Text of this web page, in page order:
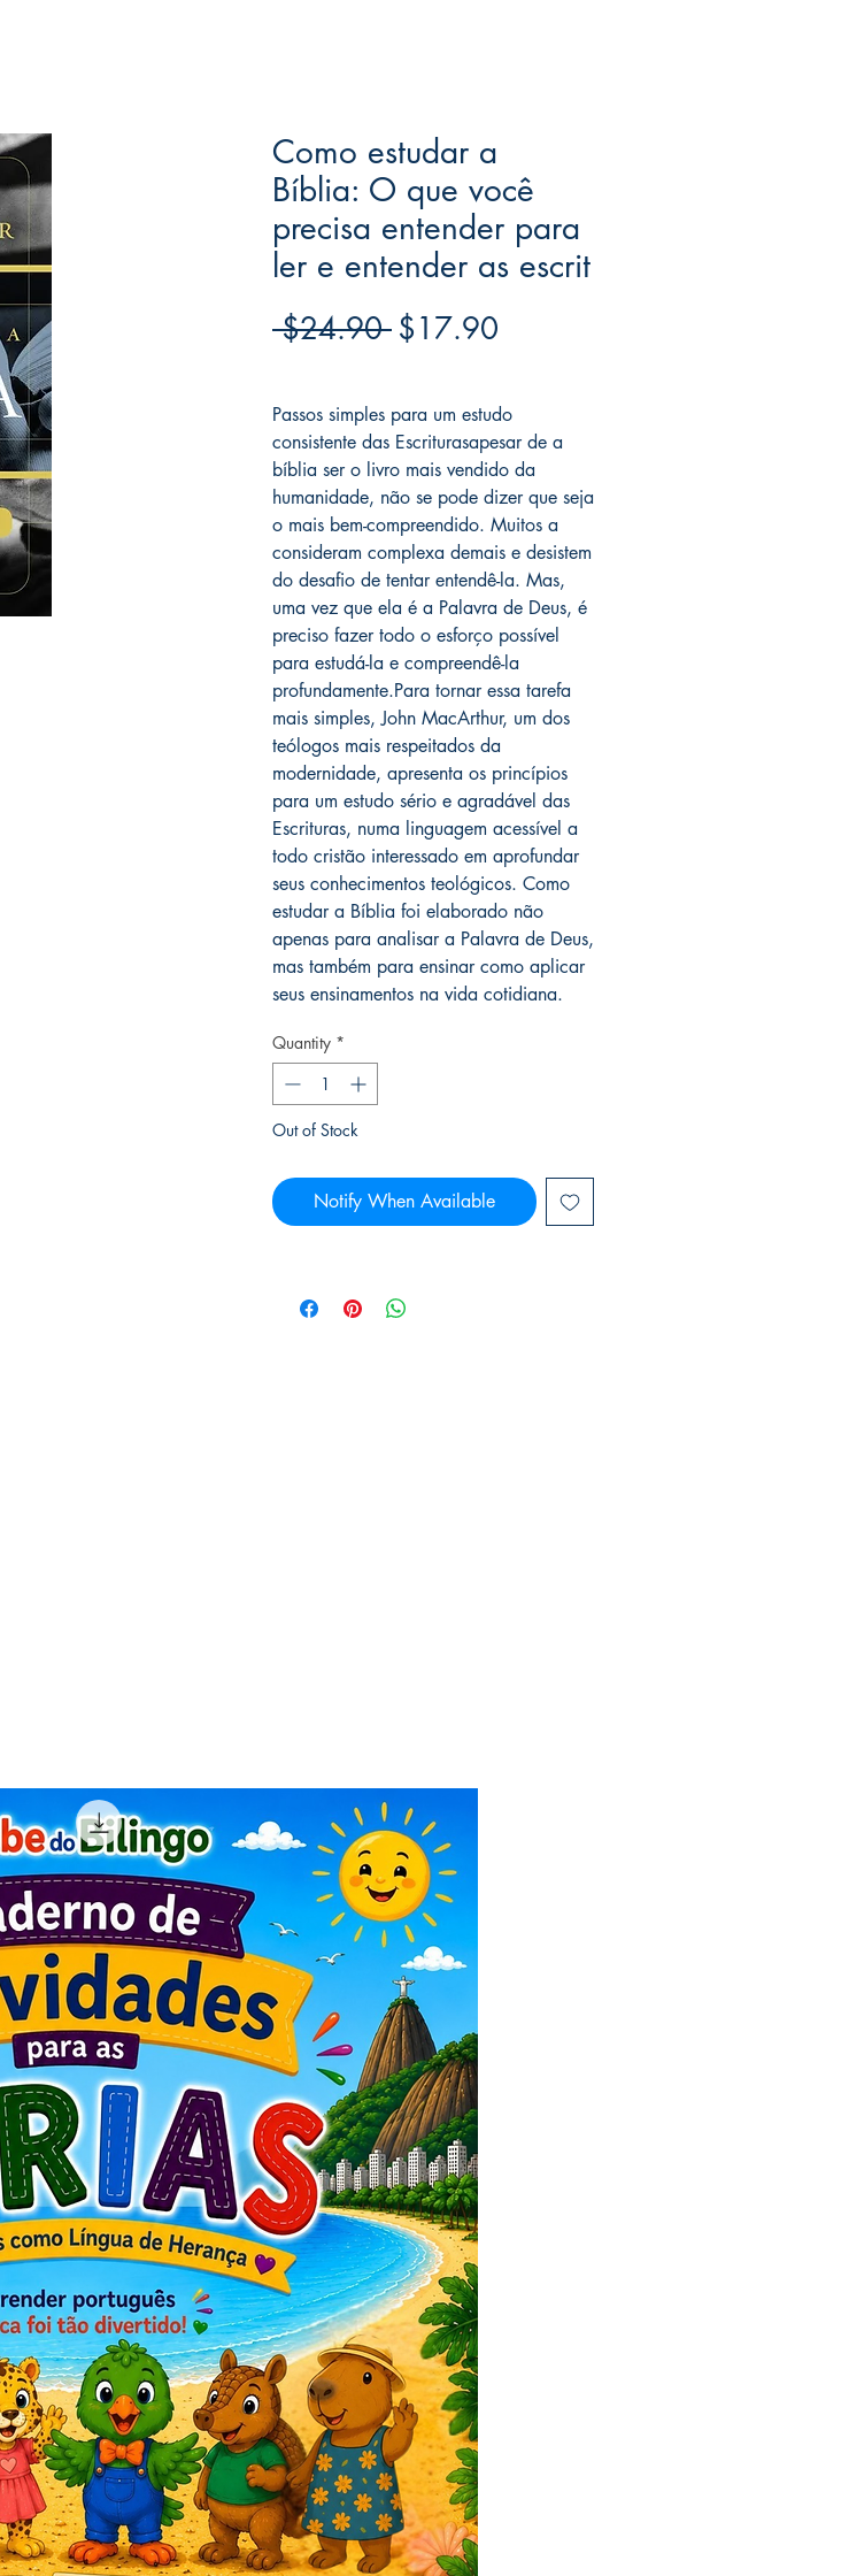
Como estudar a
Bíblia: O que você
precisa entender para
ler e entender as escrit
$24.90 Regular
$17.90
Passos simples para um estudo
consistente das Escriturasapesar de a
bíblia ser o livro mais vendido da
humanidade, não se pode dizer que seja
o mais bem-compreendido. Muitos a
consideram complexa demais e desistem
do desafio de tentar entendê-la. Mas,
uma vez que ela é a Palavra de Deus, é
preciso fazer todo o esforço possível
para estudá-la e compreendê-la
profundamente.Para tornar essa tarefa
mais simples, John MacArthur, um dos
teólogos mais respeitados da
modernidade, apresenta os princípios
para um estudo sério e agradável das
Escrituras, numa linguagem acessível a
todo cristão interessado em aprofundar
seus conhecimentos teológicos. Como
estudar a Bíblia foi elaborado não
apenas para analisar a Palavra de Deus,
mas também para ensinar como aplicar
seus ensinamentos na vida cotidiana.
Quantity *
Out of Stock
Notify When Available